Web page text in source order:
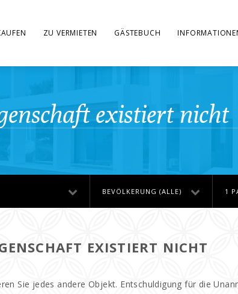
ZU VERMIETEN GÄSTEBUCH
existiert nicht
BEVÖLKERUNG (ALLE) 1
EXISTIERT NICHT
Sie jedes andere Objekt. Entschuldigung für die